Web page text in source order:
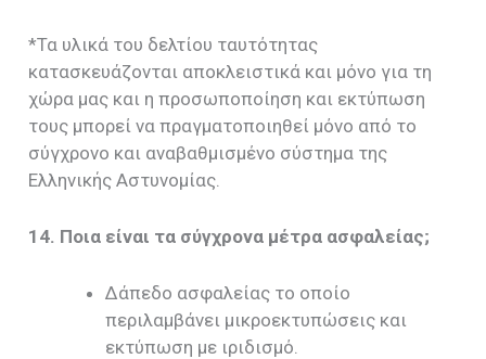
*Τα υλικά του δελτίου ταυτότητας
κατασκευάζονται αποκλειστικά και μόνο για τη
χώρα μας και η προσωποποίηση και εκτύπωση
τους μπορεί να πραγματοποιηθεί μόνο από το
σύγχρονο και αναβαθμισμένο σύστημα της
Ελληνικής Αστυνομίας.
14. Ποια είναι τα σύγχρονα μέτρα ασφαλείας;
Δάπεδο ασφαλείας το οποίο
περιλαμβάνει μικροεκτυπώσεις και
εκτύπωση με ιριδισμό.